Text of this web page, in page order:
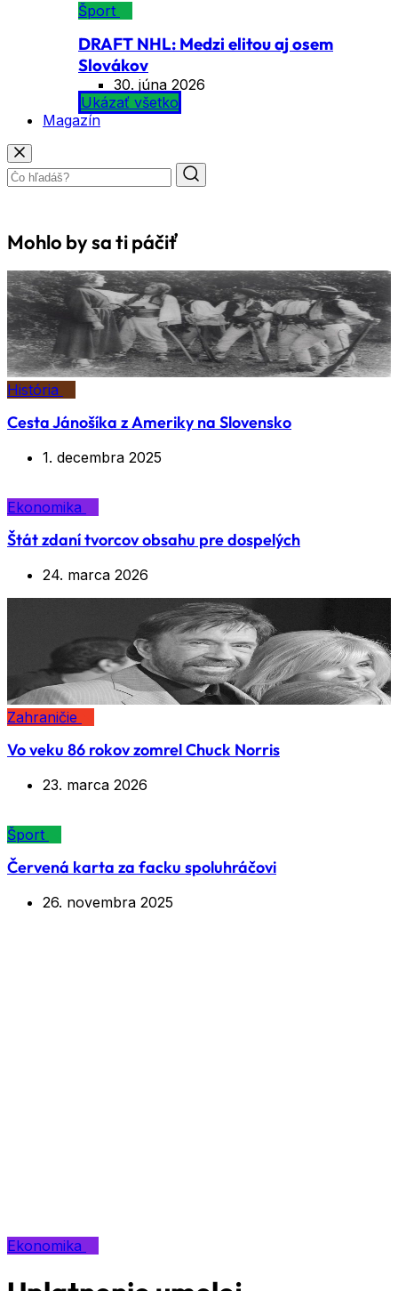
Šport
DRAFT NHL: Medzi elitou aj osem
Slovákov
30. júna 2026
Ukázať všetko
Magazín
Mohlo by sa ti páčiť
História
Cesta Jánošíka z Ameriky na Slovensko
1. decembra 2025
Ekonomika
Štát zdaní tvorcov obsahu pre dospelých
24. marca 2026
Zahraničie
Vo veku 86 rokov zomrel Chuck Norris
23. marca 2026
Šport
Červená karta za facku spoluhráčovi
26. novembra 2025
Ekonomika